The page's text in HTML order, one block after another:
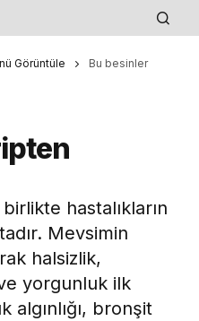
Görüntüle
Bu besinler
hastalıkların
Mevsimin
halsizlik,
yorgunluk ilk
algınlığı, bronşit